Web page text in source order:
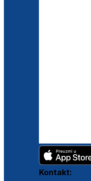
Kontakt: